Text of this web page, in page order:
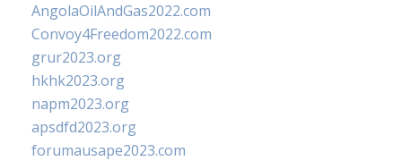
AngolaOilAndGas2022.com
Convoy4Freedom2022.com
grur2023.org
hkhk2023.org
napm2023.org
apsdfd2023.org
forumausape2023.com